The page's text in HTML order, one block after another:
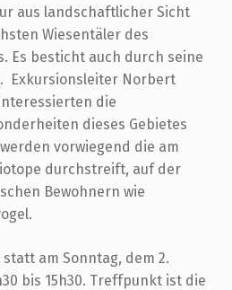
aus landschaftlicher Sicht
Wiesentäler des
Es besticht auch durch seine
Exkursionsleiter Norbert
die
dieses Gebietes
vorwiegend die am
durchstreift, auf der
Bewohnern wie
am Sonntag, dem 2.
bis 15h30. Treffpunkt ist die